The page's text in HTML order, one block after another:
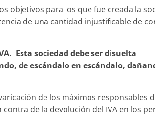
objetivos para los que fue creada la
de una cantidad injustificable de
Esta sociedad debe ser disuelta
de escándalo en escándalo,
de los máximos responsables
contra de la devolución del IVA en los